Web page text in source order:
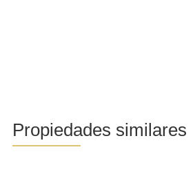
Propiedades similares